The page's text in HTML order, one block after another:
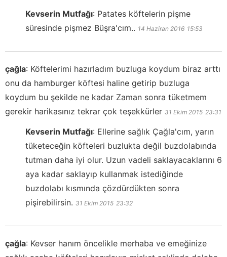
Kevserin Mutfağı: Patates köftelerin pişme
süresinde pişmez Büşra'cım.. 14 Haziran 2016 15:53
çağla: Köftelerimi hazırladım buzluga koydum biraz arttı
onu da hamburger köftesi haline getirip buzluga
koydum bu şekilde ne kadar Zaman sonra tüketmem
gerekir harikasınız tekrar çok teşekkürler 31 Ekim 2015 23:31
Kevserin Mutfağı: Ellerine sağlık Çağla'cım, yarın
tüketeceğin köfteleri buzlukta değil buzdolabında
tutman daha iyi olur. Uzun vadeli saklayacaklarını 6
aya kadar saklayıp kullanmak istediğinde
buzdolabı kısmında çözdürdükten sonra
pişirebilirsin. 31 Ekim 2015 23:32
çağla: Kevser hanım öncelikle merhaba ve emeğinize